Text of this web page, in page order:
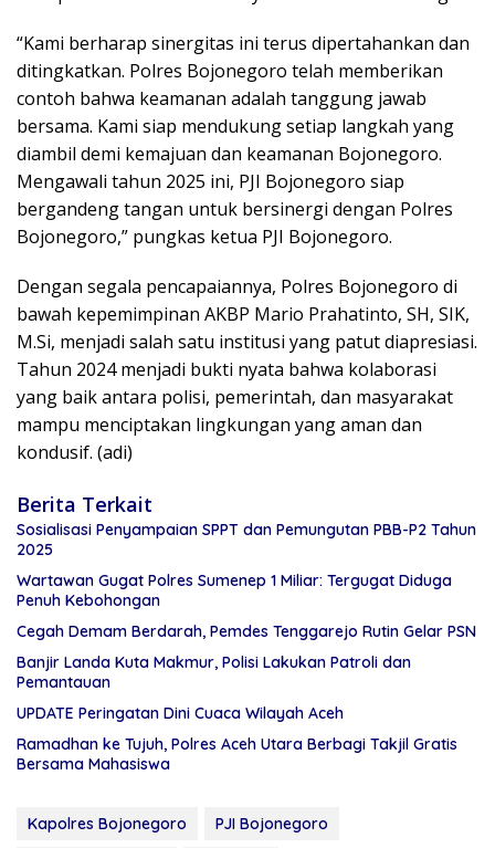
“Kami berharap sinergitas ini terus dipertahankan dan
ditingkatkan. Polres Bojonegoro telah memberikan
contoh bahwa keamanan adalah tanggung jawab
bersama. Kami siap mendukung setiap langkah yang
diambil demi kemajuan dan keamanan Bojonegoro.
Mengawali tahun 2025 ini, PJI Bojonegoro siap
bergandeng tangan untuk bersinergi dengan Polres
Bojonegoro,” pungkas ketua PJI Bojonegoro.
Dengan segala pencapaiannya, Polres Bojonegoro di
bawah kepemimpinan AKBP Mario Prahatinto, SH, SIK,
M.Si, menjadi salah satu institusi yang patut diapresiasi.
Tahun 2024 menjadi bukti nyata bahwa kolaborasi
yang baik antara polisi, pemerintah, dan masyarakat
mampu menciptakan lingkungan yang aman dan
kondusif. (adi)
Berita Terkait
Sosialisasi Penyampaian SPPT dan Pemungutan PBB-P2 Tahun
2025
Wartawan Gugat Polres Sumenep 1 Miliar: Tergugat Diduga
Penuh Kebohongan
Cegah Demam Berdarah, Pemdes Tenggarejo Rutin Gelar PSN
Banjir Landa Kuta Makmur, Polisi Lakukan Patroli dan
Pemantauan
UPDATE Peringatan Dini Cuaca Wilayah Aceh
Ramadhan ke Tujuh, Polres Aceh Utara Berbagi Takjil Gratis
Bersama Mahasiswa
Kapolres Bojonegoro
PJI Bojonegoro